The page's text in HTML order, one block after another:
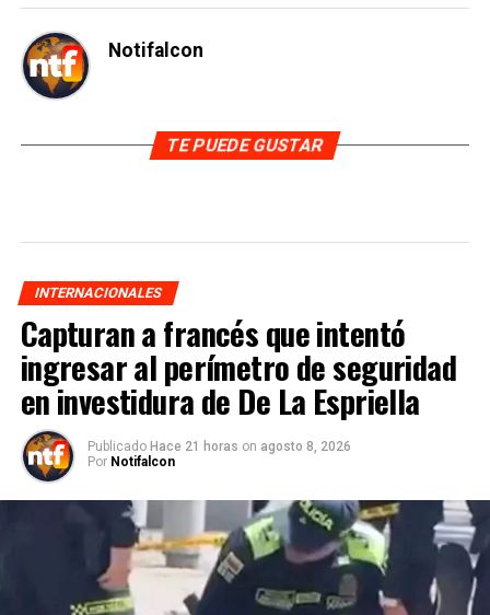
Notifalcon
TE PUEDE GUSTAR
INTERNACIONALES
Capturan a francés que intentó
ingresar al perímetro de seguridad
en investidura de De La Espriella
Publicado Hace 21 horas on agosto 8, 2026
Por Notifalcon